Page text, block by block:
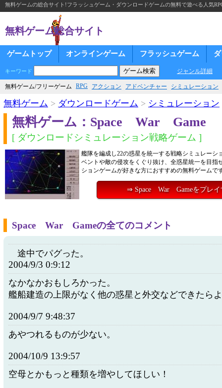
無料ゲームの総合サイト!フラッシュゲーム・ダウンロードゲームの無料で遊べる人気
無料ゲーム総合サイト
ゲームトップ オンラインゲーム フラッシュゲーム
キーワード ジャンル詳細
無料ゲーム/フリーゲーム RPG アクション アドベンチャー シミュレーション
無料ゲーム > ダウンロードゲーム > シミュレーション
無料ゲーム：Space War Game
[ ダウンロードシミュレーション戦略ゲーム ]
艦隊を編成し22の惑星を統一する戦略シミュレーシ
ベントや敵の侵攻をくぐり抜け、全惑星統一を目指
ションゲームが好きな方におすすめの無料ゲームで
⇒ Space War Gameをプレイ
Space War Gameの全てのコメント
途中でパグった。
2004/9/3 0:9:12
なかなかおもしろかった。
艦船建造の上限がなく他の惑星と外交などできたら
2004/9/7 9:48:37
あやつれるものが少ない。
2004/10/9 13:9:57
空母とかもっと種類を増やしてほしい！